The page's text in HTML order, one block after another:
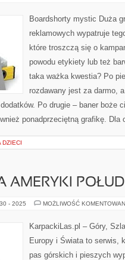
Boardshorty mystic Duża
reklamowych wypatruje
które troszczą się o
powodu etykiety lub też
taka ważka kwestia? Po
rozdawany jest za darmo,
Po drugie – baner boże
ponadprzeciętną grafikę.
DZIECI
AMERYKI
- 2025 MOŻLIWOŚĆ
KarpackiLas.pl – Góry,
Europy i Świata to serwis,
pas górskich i pieszych